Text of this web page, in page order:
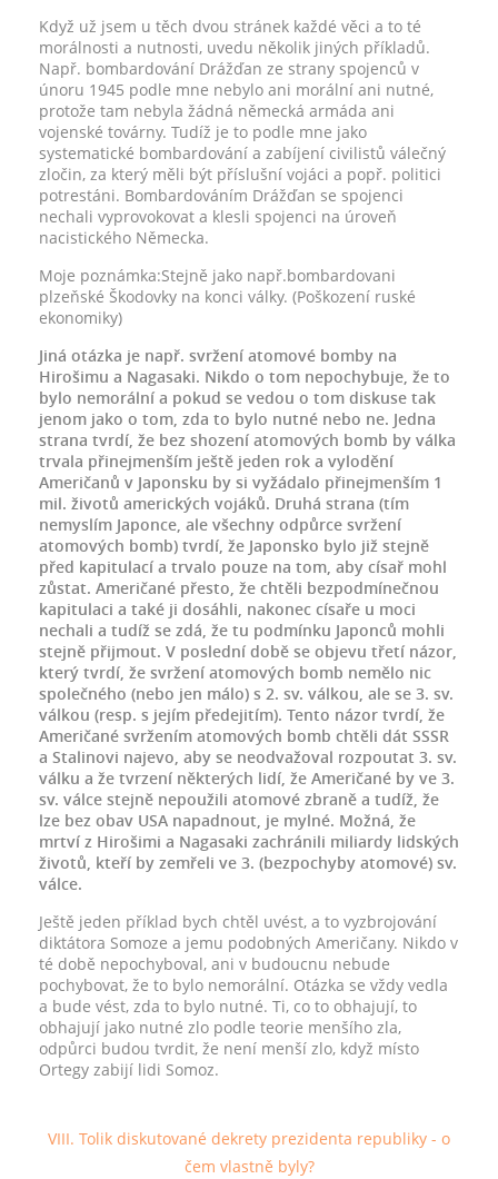
Když už jsem u těch dvou stránek každé věci a to té
morálnosti a nutnosti, uvedu několik jiných příkladů.
Např. bombardování Drážďan ze strany spojenců v
únoru 1945 podle mne nebylo ani morální ani nutné,
protože tam nebyla žádná německá armáda ani
vojenské továrny. Tudíž je to podle mne jako
systematické bombardování a zabíjení civilistů válečný
zločin, za který měli být příslušní vojáci a popř. politici
potrestáni. Bombardováním Drážďan se spojenci
nechali vyprovokovat a klesli spojenci na úroveň
nacistického Německa.
Moje poznámka:Stejně jako např.bombardovani
plzeňské Škodovky na konci války. (Poškození ruské
ekonomiky)
Jiná otázka je např. svržení atomové bomby na
Hirošimu a Nagasaki. Nikdo o tom nepochybuje, že to
bylo nemorální a pokud se vedou o tom diskuse tak
jenom jako o tom, zda to bylo nutné nebo ne. Jedna
strana tvrdí, že bez shození atomových bomb by válka
trvala přinejmenším ještě jeden rok a vylodění
Američanů v Japonsku by si vyžádalo přinejmenším 1
mil. životů amerických vojáků. Druhá strana (tím
nemyslím Japonce, ale všechny odpůrce svržení
atomových bomb) tvrdí, že Japonsko bylo již stejně
před kapitulací a trvalo pouze na tom, aby císař mohl
zůstat. Američané přesto, že chtěli bezpodmínečnou
kapitulaci a také ji dosáhli, nakonec císaře u moci
nechali a tudíž se zdá, že tu podmínku Japonců mohli
stejně přijmout. V poslední době se objevu třetí názor,
který tvrdí, že svržení atomových bomb nemělo nic
společného (nebo jen málo) s 2. sv. válkou, ale se 3. sv.
válkou (resp. s jejím předejitím). Tento názor tvrdí, že
Američané svržením atomových bomb chtěli dát SSSR
a Stalinovi najevo, aby se neodvažoval rozpoutat 3. sv.
válku a že tvrzení některých lidí, že Američané by ve 3.
sv. válce stejně nepoužili atomové zbraně a tudíž, že
lze bez obav USA napadnout, je mylné. Možná, že
mrtví z Hirošimi a Nagasaki zachránili miliardy lidských
životů, kteří by zemřeli ve 3. (bezpochyby atomové) sv.
válce.
Ještě jeden příklad bych chtěl uvést, a to vyzbrojování
diktátora Somoze a jemu podobných Američany. Nikdo v
té době nepochyboval, ani v budoucnu nebude
pochybovat, že to bylo nemorální. Otázka se vždy vedla
a bude vést, zda to bylo nutné. Ti, co to obhajují, to
obhajují jako nutné zlo podle teorie menšího zla,
odpůrci budou tvrdit, že není menší zlo, když místo
Ortegy zabijí lidi Somoz.
VIII. Tolik diskutované dekrety prezidenta republiky - o
čem vlastně byly?